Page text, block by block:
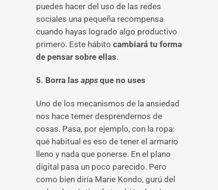
puedes hacer del uso de las redes
sociales una pequeña recompensa
cuando hayas logrado algo productivo
primero. Este hábito cambiará tu forma
de pensar sobre ellas.
5. Borra las apps que no uses
Uno de los mecanismos de la ansiedad
nos hace temer desprendernos de
cosas. Pasa, por ejemplo, con la ropa:
qué habitual es eso de tener el armario
lleno y nada que ponerse. En el plano
digital pasa un poco parecido. Pero
como bien diría Marie Kondo, gurú del